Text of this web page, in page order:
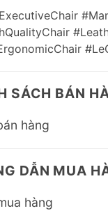
SÁCH BÁN
hàng
DẪN MUA
hàng